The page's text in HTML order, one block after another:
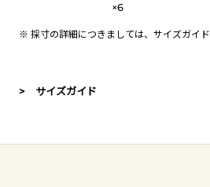
×6
※ 採寸の詳細につきましては、 サイズガイド
> サイズガイド